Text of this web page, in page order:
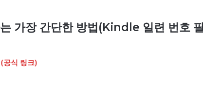
가장 간단한 방법(Kindle 일련 번호 필
식 링크)